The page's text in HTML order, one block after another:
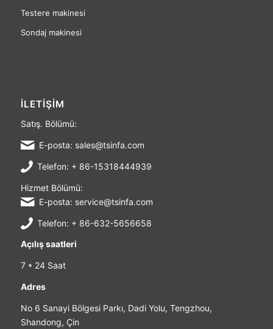
Testere makinesi
Sondaj makinesi
İLETİŞİM
Satış. Bölümü:
E-posta: sales@tsinfa.com
Telefon: + 86-15318444939
Hizmet Bölümü:
E-posta: service@tsinfa.com
Telefon: + 86-632-5656658
Açılış saatleri
7 * 24 Saat
Adres
No 6 Sanayi Bölgesi Parkı, Dadi Yolu, Tengzhou,
Shandong, Çin